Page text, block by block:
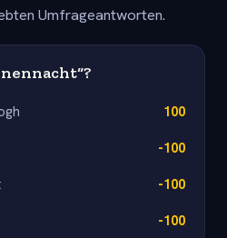
Umfrageantworten.
100
-100
-100
-100